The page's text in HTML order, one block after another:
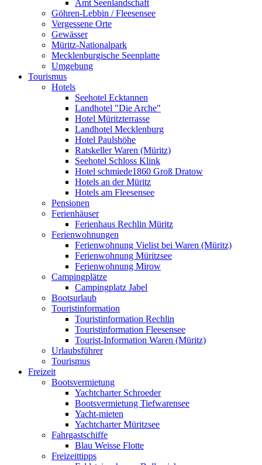
Amt Seenlandschaft
Göhren-Lebbin / Fleesensee
Vergessene Orte
Gewässer
Müritz-Nationalpark
Mecklenburgische Seenplatte
Umgebung
Tourismus
Hotels
Seehotel Ecktannen
Landhotel "Die Arche"
Hotel Müritzterrasse
Landhotel Mecklenburg
Hotel Paulshöhe
Ratskeller Waren (Müritz)
Seehotel Schloss Klink
Hotel schmiede1860 Groß Dratow
Hotels an der Müritz
Hotels am Fleesensee
Pensionen
Ferienhäuser
Ferienhaus Rechlin Müritz
Ferienwohnungen
Ferienwohnung Vielist bei Waren (Müritz)
Ferienwohnung Müritzsee
Ferienwohnung Mirow
Campingplätze
Campingplatz Jabel
Bootsurlaub
Touristinformation
Touristinformation Rechlin
Touristinformation Fleesensee
Tourist-Information Waren (Müritz)
Urlaubsführer
Tourismus
Freizeit
Bootsvermietung
Yachtcharter Schroeder
Bootsvermietung Tiefwarensee
Yacht-mieten
Yachtcharter Müritzsee
Fahrgastschiffe
Blau Weisse Flotte
Freizeittipps